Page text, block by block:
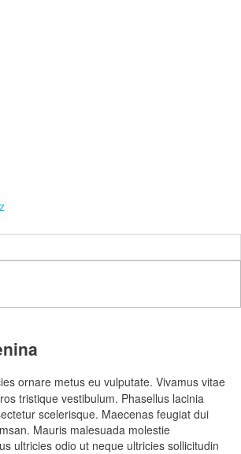
ornare metus eu vulputate. Vivamus vitae
tristique vestibulum. Phasellus lacinia
scelerisque. Maecenas feugiat dui
Mauris malesuada molestie
ultricies odio ut neque ultricies sollicitudin